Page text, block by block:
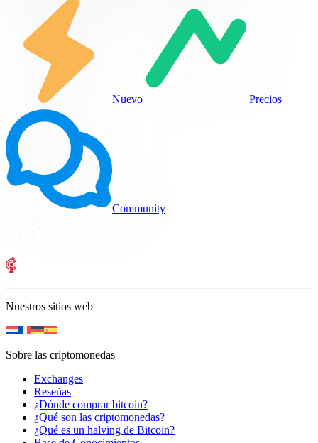
Nuevo Precios
Community
Nuestros sitios web
Sobre las criptomonedas
Exchanges
Reseñas
¿Dónde comprar bitcoin?
¿Qué son las criptomonedas?
¿Qué es un halving de Bitcoin?